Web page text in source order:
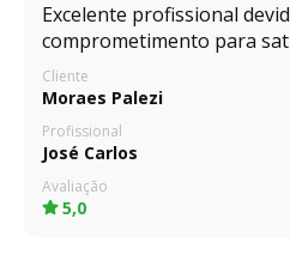
Excelente profissional
comprometimento para
Cliente
Moraes Palezi
Profissional
José Carlos
Avaliação
5,0